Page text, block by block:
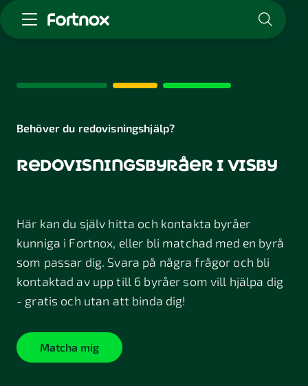
Skaffa Fortnox
Kunskap & inspiration
Logga in
Karriär
Kontakt
Behöver du redovisningshjälp?
redovisningsbyråer i visby
Här kan du själv hitta och kontakta byråer
kunniga i Fortnox, eller bli matchad med en byrå
som passar dig. Svara på några frågor och bli
kontaktad av upp till 6 byråer som vill hjälpa dig
- gratis och utan att binda dig!
Matcha mig